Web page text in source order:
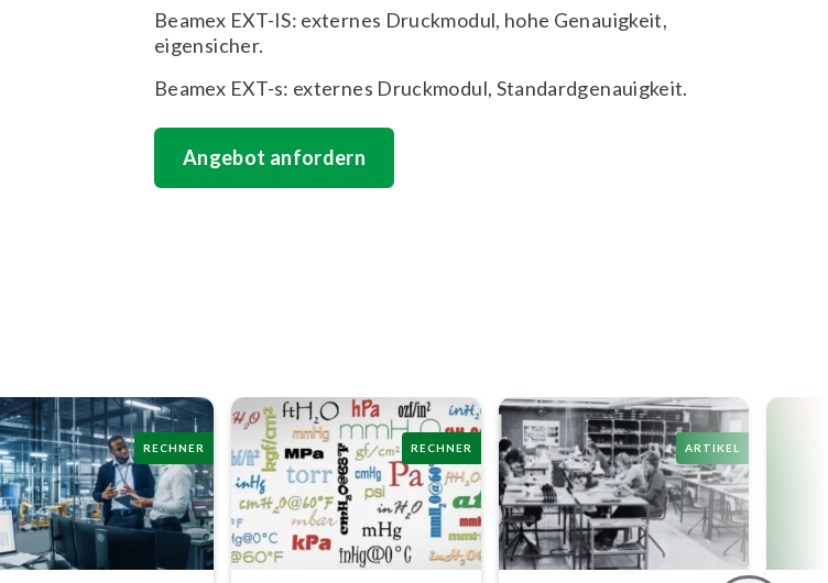
Beamex EXT-IS: externes Druckmodul, hohe Genauigkeit,
eigensicher.
Beamex EXT-s: externes Druckmodul, Standardgenauigkeit.
Angebot anfordern
RECHNER RECHNER ARTIKEL